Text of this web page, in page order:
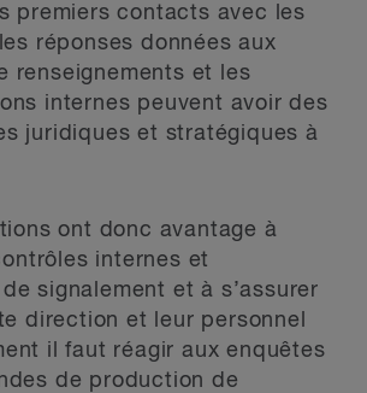
premiers contacts avec les
réponses données aux
renseignements et les
internes peuvent avoir des
juridiques et stratégiques à
ont donc avantage à
internes et
signalement et à s’assurer
direction et leur personnel
il faut réagir aux enquêtes
de production de